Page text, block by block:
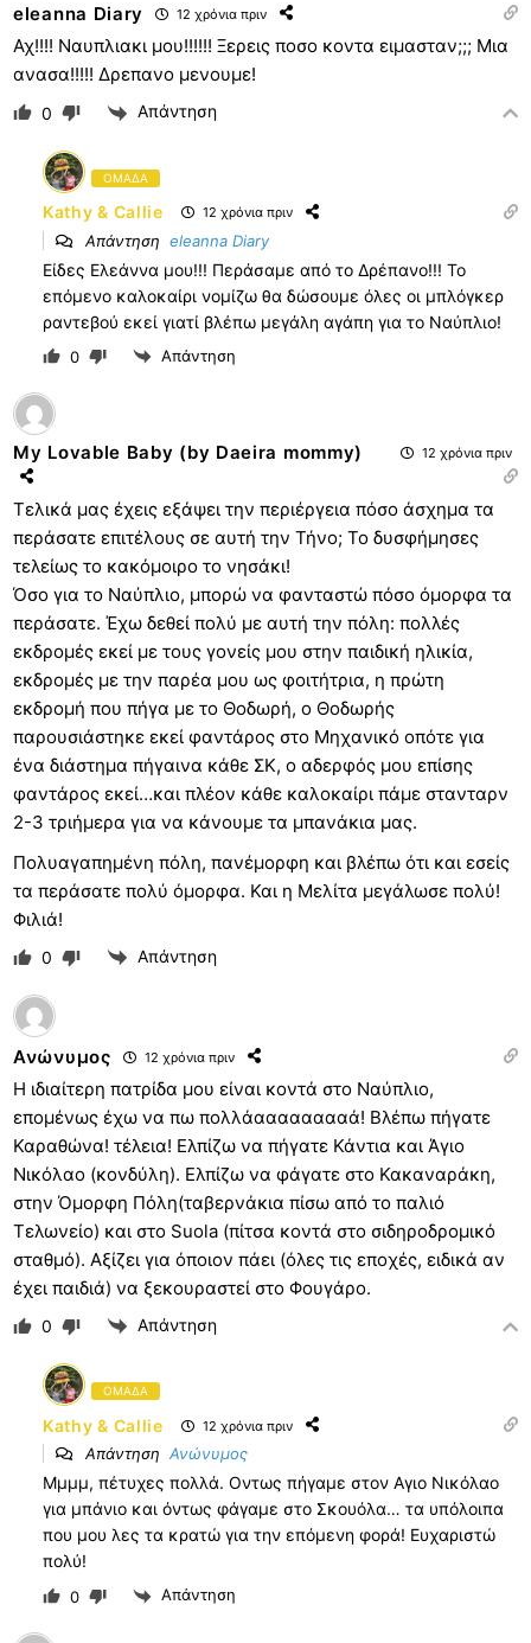
eleanna Diary 12 χρόνια πριν
Αχ!!!! Ναυπλιακι μου!!!!!! Ξερεις ποσο κοντα ειμασταν;;; Μια
ανασα!!!!! Δρεπανο μενουμε!
0 Απάντηση
ΟΜΑΔΑ
Kathy & Callie 12 χρόνια πριν
Απάντηση eleanna Diary
Είδες Ελεάννα μου!!! Περάσαμε από το Δρέπανο!!! Το
επόμενο καλοκαίρι νομίζω θα δώσουμε όλες οι μπλόγκερ
ραντεβού εκεί γιατί βλέπω μεγάλη αγάπη για το Ναύπλιο!
0 Απάντηση
My Lovable Baby (by Daeira mommy) 12 χρόνια πριν
Τελικά μας έχεις εξάψει την περιέργεια πόσο άσχημα τα
περάσατε επιτέλους σε αυτή την Τήνο; Το δυσφήμησες
τελείως το κακόμοιρο το νησάκι!
Όσο για το Ναύπλιο, μπορώ να φανταστώ πόσο όμορφα τα
περάσατε. Έχω δεθεί πολύ με αυτή την πόλη: πολλές
εκδρομές εκεί με τους γονείς μου στην παιδική ηλικία,
εκδρομές με την παρέα μου ως φοιτήτρια, η πρώτη
εκδρομή που πήγα με το Θοδωρή, ο Θοδωρής
παρουσιάστηκε εκεί φαντάρος στο Μηχανικό οπότε για
ένα διάστημα πήγαινα κάθε ΣΚ, ο αδερφός μου επίσης
φαντάρος εκεί…και πλέον κάθε καλοκαίρι πάμε στανταρν
2-3 τριήμερα για να κάνουμε τα μπανάκια μας.
Πολυαγαπημένη πόλη, πανέμορφη και βλέπω ότι και εσείς
τα περάσατε πολύ όμορφα. Και η Μελίτα μεγάλωσε πολύ!
Φιλιά!
0 Απάντηση
Ανώνυμος 12 χρόνια πριν
Η ιδιαίτερη πατρίδα μου είναι κοντά στο Ναύπλιο,
επομένως έχω να πω πολλάααααααααά! Βλέπω πήγατε
Καραθώνα! τέλεια! Ελπίζω να πήγατε Κάντια και Άγιο
Νικόλαο (κονδύλη). Ελπίζω να φάγατε στο Κακαναράκη,
στην Όμορφη Πόλη(ταβερνάκια πίσω από το παλιό
Τελωνείο) και στο Suola (πίτσα κοντά στο σιδηροδρομικό
σταθμό). Αξίζει για όποιον πάει (όλες τις εποχές, ειδικά αν
έχει παιδιά) να ξεκουραστεί στο Φουγάρο.
0 Απάντηση
ΟΜΑΔΑ
Kathy & Callie 12 χρόνια πριν
Απάντηση Ανώνυμος
Μμμμ, πέτυχες πολλά. Οντως πήγαμε στον Αγιο Νικόλαο
για μπάνιο και όντως φάγαμε στο Σκουόλα… τα υπόλοιπα
που μου λες τα κρατώ για την επόμενη φορά! Ευχαριστώ
πολύ!
0 Απάντηση